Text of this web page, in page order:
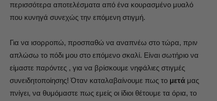
περισσότερα αποτελέσματα από ένα κουρασμένο μυαλό
που κυνηγά συνεχώς την επόμενη στιγμή.
Για να ισορροπώ, προσπαθώ να αναπνέω στο τώρα, πριν
απλώσω το πόδι μου στο επόμενο σκαλί. Είναι σωτήριο να
είμαστε παρόντες , για να βρίσκουμε νηφάλιες στιγμές
συνειδητοποίησης! Όταν καταλαβαίνουμε πως το μετά μας
πνίγει, να θυμόμαστε πως εμείς οι ίδιοι θέτουμε τα όρια, το